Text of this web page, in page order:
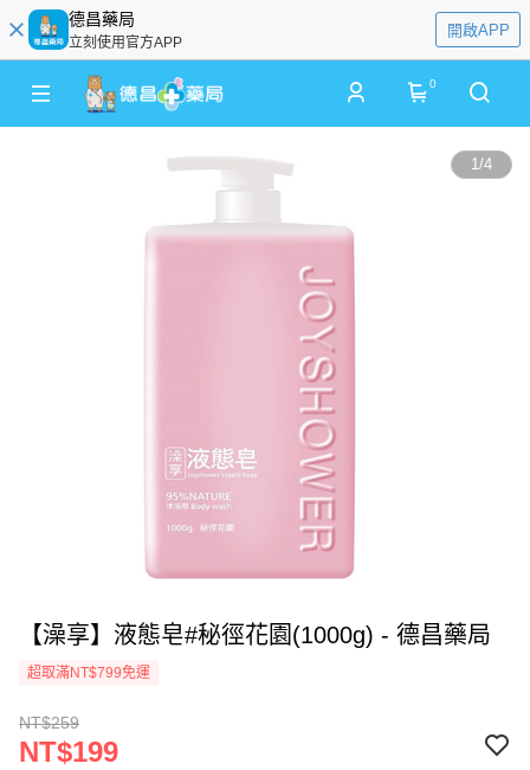
德昌藥局
立刻使用官方APP
開啟APP
0
1/4
【澡享】液態皂#秘徑花園(1000g) - 德昌藥局
超取滿NT$799免運
NT$259
NT$199